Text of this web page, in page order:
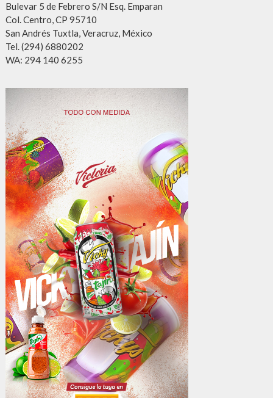
Bulevar 5 de Febrero S/N Esq. Emparan
Col. Centro, CP 95710
San Andrés Tuxtla, Veracruz, México
Tel. (294) 6880202
WA: 294 140 6255